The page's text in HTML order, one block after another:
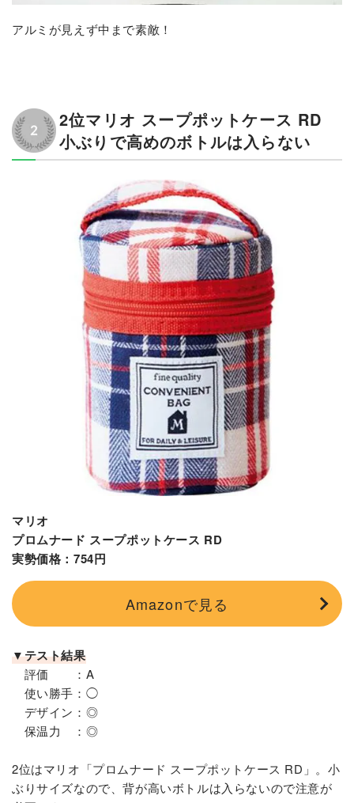
アルミが見えず中まで素敵！
2位マリオ スープポットケース RD
小ぶりで高めのボトルは入らない
マリオ
プロムナード スープポットケース RD
実勢価格：754円
Amazonで見る
▼テスト結果
評価 ：A
使い勝手：◯
デザイン：◎
保温力 ：◎
2位はマリオ「プロムナード スープポットケース RD」。小
ぶりサイズなので、背が高いボトルは入らないので注意が